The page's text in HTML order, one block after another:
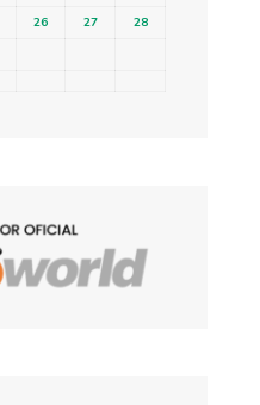
26 27
28